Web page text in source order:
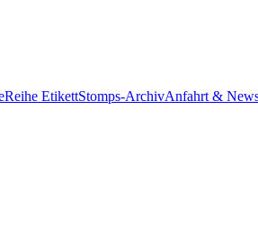
Reihe EtikettStomps-ArchivAnfahrt &